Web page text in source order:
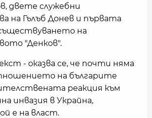
двете служебни
на Гълъб Донев и първата
на
"Денков".
- оказва се, че почти няма
на българите
реакция към
инвазия в Украйна,
е на власт.